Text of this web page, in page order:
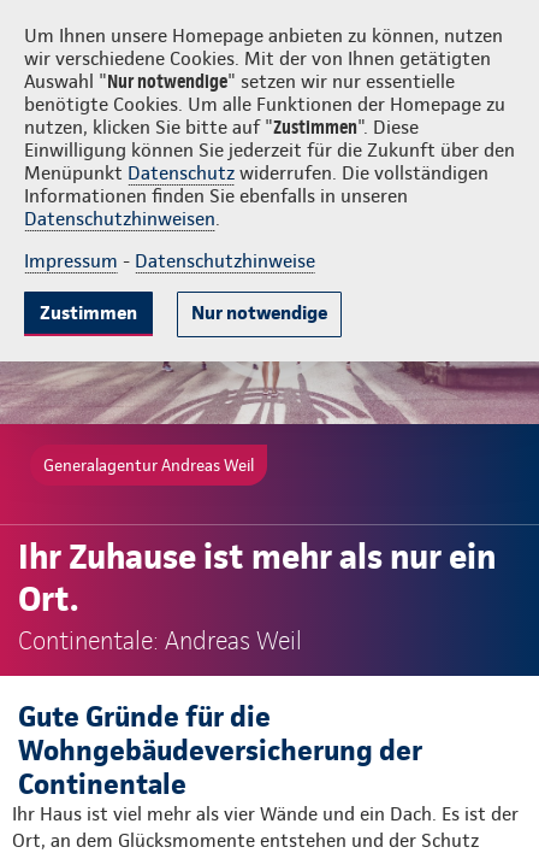
Um Ihnen unsere Homepage anbieten zu können, nutzen
wir verschiedene Cookies. Mit der von Ihnen getätigten
Auswahl "Nur notwendige" setzen wir nur essentielle
benötigte Cookies. Um alle Funktionen der Homepage zu
nutzen, klicken Sie bitte auf "Zustimmen". Diese
Einwilligung können Sie jederzeit für die Zukunft über den
Menüpunkt Datenschutz widerrufen. Die vollständigen
Informationen finden Sie ebenfalls in unseren
Datenschutzhinweisen.
Impressum - Datenschutzhinweise
Zustimmen Nur notwendige
Andreas Weil Login
Gute Gründe Tarife & Leistungen Wissenswertes Beratung &
Generalagentur Andreas Weil
Ihr Zuhause ist mehr als nur ein
Ort.
Continentale: Andreas Weil
Gute Gründe für die
Wohngebäudeversicherung der
Continentale
Ihr Haus ist viel mehr als vier Wände und ein Dach. Es ist der
Ort, an dem Glücksmomente entstehen und der Schutz